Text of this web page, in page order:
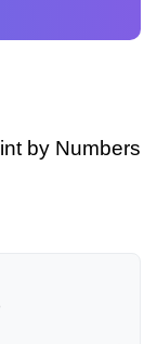
by Numbers